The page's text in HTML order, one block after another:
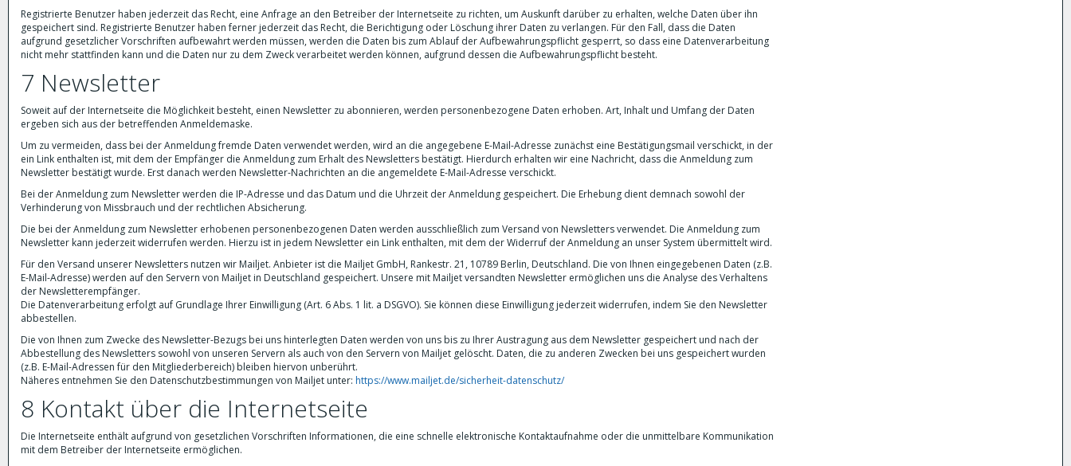
Registrierte Benutzer haben jederzeit das Recht, eine Anfrage an den Betreiber der Internetseite zu richten, um Auskunft darüber zu erhalten, welche Daten über ihn
gespeichert sind. Registrierte Benutzer haben ferner jederzeit das Recht, die Berichtigung oder Löschung ihrer Daten zu verlangen. Für den Fall, dass die Daten
aufgrund gesetzlicher Vorschriften aufbewahrt werden müssen, werden die Daten bis zum Ablauf der Aufbewahrungspflicht gesperrt, so dass eine Datenverarbeitung
nicht mehr stattfinden kann und die Daten nur zu dem Zweck verarbeitet werden können, aufgrund dessen die Aufbewahrungspflicht besteht.
7 Newsletter
Soweit auf der Internetseite die Möglichkeit besteht, einen Newsletter zu abonnieren, werden personenbezogene Daten erhoben. Art, Inhalt und Umfang der Daten
ergeben sich aus der betreffenden Anmeldemaske.
Um zu vermeiden, dass bei der Anmeldung fremde Daten verwendet werden, wird an die angegebene E-Mail-Adresse zunächst eine Bestätigungsmail verschickt, in der
ein Link enthalten ist, mit dem der Empfänger die Anmeldung zum Erhalt des Newsletters bestätigt. Hierdurch erhalten wir eine Nachricht, dass die Anmeldung zum
Newsletter bestätigt wurde. Erst danach werden Newsletter-Nachrichten an die angemeldete E-Mail-Adresse verschickt.
Bei der Anmeldung zum Newsletter werden die IP-Adresse und das Datum und die Uhrzeit der Anmeldung gespeichert. Die Erhebung dient demnach sowohl der
Verhinderung von Missbrauch und der rechtlichen Absicherung.
Die bei der Anmeldung zum Newsletter erhobenen personenbezogenen Daten werden ausschließlich zum Versand von Newsletters verwendet. Die Anmeldung zum
Newsletter kann jederzeit widerrufen werden. Hierzu ist in jedem Newsletter ein Link enthalten, mit dem der Widerruf der Anmeldung an unser System übermittelt wird.
Für den Versand unserer Newsletters nutzen wir Mailjet. Anbieter ist die Mailjet GmbH, Rankestr. 21, 10789 Berlin, Deutschland. Die von Ihnen eingegebenen Daten (z.B.
E-Mail-Adresse) werden auf den Servern von Mailjet in Deutschland gespeichert. Unsere mit Mailjet versandten Newsletter ermöglichen uns die Analyse des Verhaltens
der Newsletterempfänger.
Die Datenverarbeitung erfolgt auf Grundlage Ihrer Einwilligung (Art. 6 Abs. 1 lit. a DSGVO). Sie können diese Einwilligung jederzeit widerrufen, indem Sie den Newsletter
abbestellen.
Die von Ihnen zum Zwecke des Newsletter-Bezugs bei uns hinterlegten Daten werden von uns bis zu Ihrer Austragung aus dem Newsletter gespeichert und nach der
Abbestellung des Newsletters sowohl von unseren Servern als auch von den Servern von Mailjet gelöscht. Daten, die zu anderen Zwecken bei uns gespeichert wurden
(z.B. E-Mail-Adressen für den Mitgliederbereich) bleiben hiervon unberührt.
Näheres entnehmen Sie den Datenschutzbestimmungen von Mailjet unter: https://www.mailjet.de/sicherheit-datenschutz/
8 Kontakt über die Internetseite
Die Internetseite enthält aufgrund von gesetzlichen Vorschriften Informationen, die eine schnelle elektronische Kontaktaufnahme oder die unmittelbare Kommunikation
mit dem Betreiber der Internetseite ermöglichen.